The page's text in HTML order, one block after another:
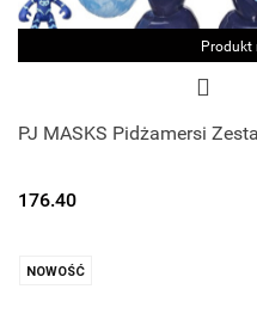
Produkt
PJ MASKS Pidżamersi
176.40
NOWOŚĆ